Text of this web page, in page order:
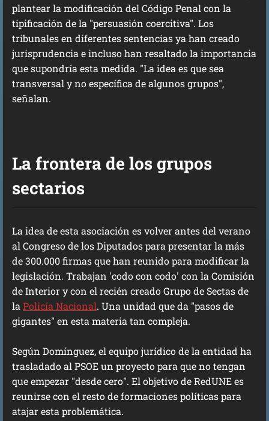
plantear la modificación del Código Penal con la
tipificación de la "persuasión coercitiva". Los
tribunales en diferentes sentencias ya han creado
jurisprudencia e incluso han resaltado la importancia
que supondría esta medida. "La idea es que sea
transversal y no específica de algunos grupos",
señalan.
La frontera de los grupos
sectarios
La idea de esta asociación es volver antes del verano
al Congreso de los Diputados para presentar la más
de 300.000 firmas que han reunido para modificar la
legislación. Trabajan 'codo con codo' con la Comisión
de Interior y con el recién creado Grupo de Sectas de
laPolicía Nacional. Una unidad que da "pasos de
gigantes" en esta materia tan compleja.
Según Domínguez, el equipo jurídico de la entidad ha
trasladado al PSOE un proyecto para que no tengan
que empezar "desde cero". El objetivo de RedUNE es
reunirse con el resto de formaciones políticas para
atajar esta problemática.